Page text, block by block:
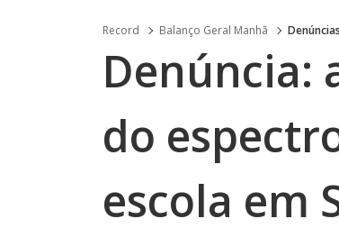
Record Balanço Geral Manhã Denúncias
Denúncia:
do
escola em